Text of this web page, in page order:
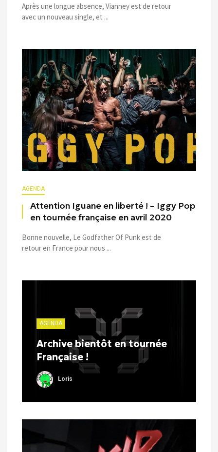
Après une longue absence, Vianney est de retour
avec un nouveau single, et ...
AGENDA
Attention Iguane en liberté ! – Iggy Pop
en tournée française en avril 2020
Bonne nouvelle, Le Godfather Of Punk est de
retour en France pour nous ...
AGENDA
Archive bientôt en tournée
Française !
Loris